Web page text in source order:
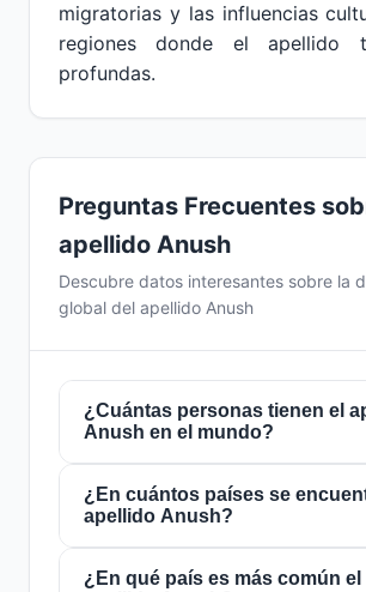
migratorias y las influencias
regiones donde el apellido
profundas.
Preguntas Frecuentes
apellido Anush
Descubre datos interesantes sobre la
global del apellido Anush
¿Cuántas personas tienen el
Anush en el mundo?
Actualmente hay aproximadamente
personascon el apellido
mundo. Esto significa que
de cada24,844,720 personasen
¿En cuántos países se
apellido Anush?
El apellidoAnushestá presente en
¿En qué país es más común el